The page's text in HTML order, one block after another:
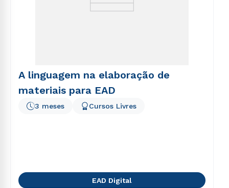
A linguagem na elaboração de
materiais para EAD
3 meses Cursos Livres
EAD Digital